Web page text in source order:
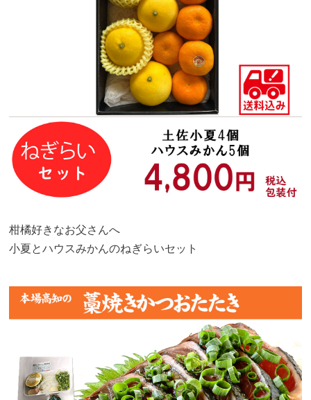
柑橘好きなお父さんへ
小夏とハウスみかんのねぎらいセット